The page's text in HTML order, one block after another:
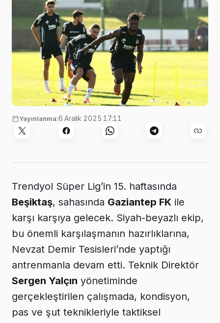
Yayınlanma:6 Aralık 2025 17:11
Trendyol Süper Lig’in 15. haftasında
Beşiktaş, sahasında Gaziantep FK ile
karşı karşıya gelecek. Siyah-beyazlı ekip,
bu önemli karşılaşmanın hazırlıklarına,
Nevzat Demir Tesisleri’nde yaptığı
antrenmanla devam etti. Teknik Direktör
Sergen Yalçın yönetiminde
gerçekleştirilen çalışmada, kondisyon,
pas ve şut teknikleriyle taktiksel